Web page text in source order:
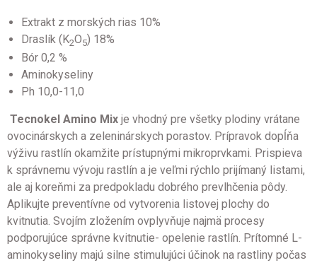
Extrakt z morských rias 10%
Draslík (K2O5) 18%
Bór 0,2 %
Aminokyseliny
Ph 10,0-11,0
Tecnokel Amino Mix je vhodný pre všetky plodiny vrátane
ovocinárskych a zeleninárskych porastov. Prípravok dopĺňa
výživu rastlín okamžite prístupnými mikroprvkami. Prispieva
k správnemu vývoju rastlín a je veľmi rýchlo prijímaný listami,
ale aj koreňmi za predpokladu dobrého prevlhčenia pôdy.
Aplikujte preventívne od vytvorenia listovej plochy do
kvitnutia. Svojím zložením ovplyvňuje najmä procesy
podporujúce správne kvitnutie- opelenie rastlín. Prítomné L-
aminokyseliny majú silne stimulujúci účinok na rastliny počas